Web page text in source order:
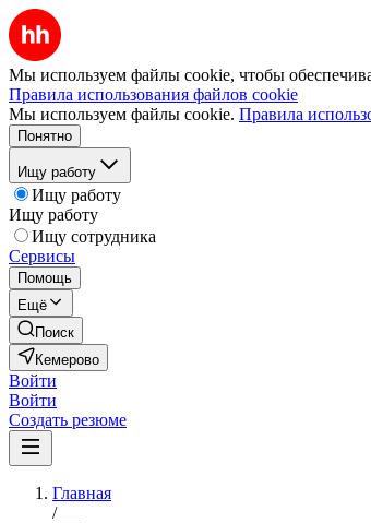
Мы используем файлы cookie, чтобы
Правила использования файлов cookie
Мы используем файлы cookie. Правила
Понятно
Ищу работу
Ищу работу
Ищу работу
Ищу сотрудника
Сервисы
Помощь
Ещё
Поиск
Кемерово
Войти
Войти
Создать резюме
Главная
/